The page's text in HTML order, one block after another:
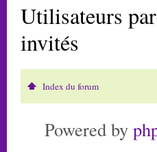
Utilisateurs
invités
Index du forum
Powered by